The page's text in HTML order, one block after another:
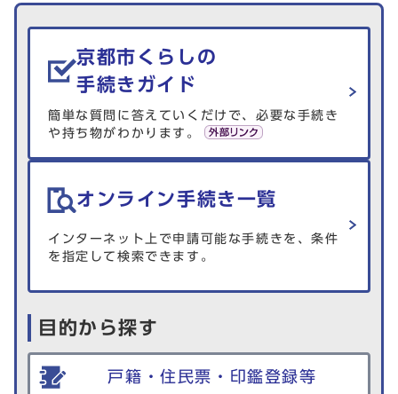
生活情報を探す
京都市くらしの
手続きガイド
簡単な質問に答えていくだけで、必要な手続き
や持ち物がわかります。
オンライン手続き一覧
インターネット上で申請可能な手続きを、条件
を指定して検索できます。
目的から探す
戸籍・住民票・印鑑登録等